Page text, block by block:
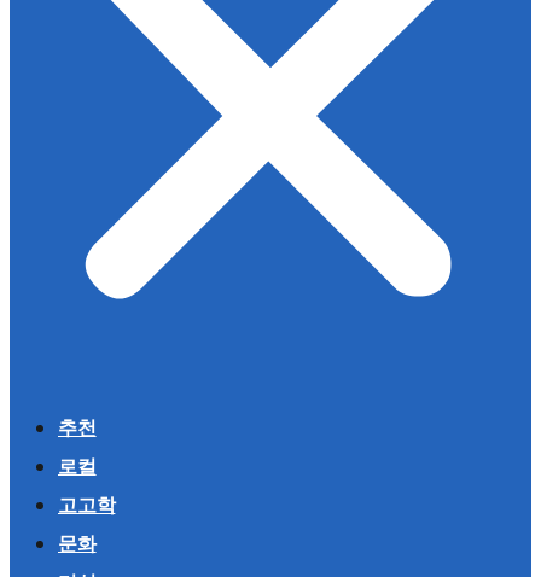
추천
로컬
고고학
문화